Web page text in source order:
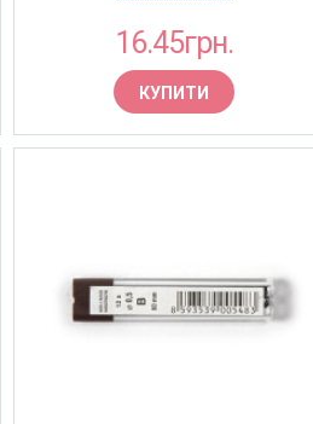
16.45грн.
КУПИТИ